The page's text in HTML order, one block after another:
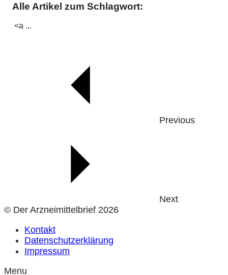
Alle Artikel zum Schlagwort:
<a ...
Previous
Next
© Der Arzneimittelbrief 2026
Kontakt
Datenschutzerklärung
Impressum
Menu